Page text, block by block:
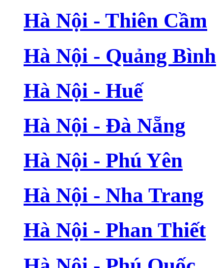
Hà Nội - Thiên Cầm
Hà Nội - Quảng Bình
Hà Nội - Huế
Hà Nội - Đà Nẵng
Hà Nội - Phú Yên
Hà Nội - Nha Trang
Hà Nội - Phan Thiết